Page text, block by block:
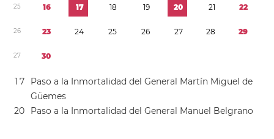
25 16 17 18 19 20 21 22
26 23 24 25 26 27 28 29
27 30
1 7
Paso a la Inmortalidad del General Martín Miguel de
Güemes
20 Paso a la Inmortalidad del General Manuel Belgrano